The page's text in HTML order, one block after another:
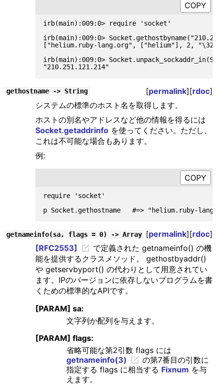
irb(main):009:0> require 'socket'
irb(main):009:0>
["helium.ruby-lang.org", ["helium"], 2,
irb(main):009:0>
gethostname -> String [permalink][rdoc]
システムの標準のホスト名を取得します。
ホストの別名やアドレスなど他の情報を得るには
Socket.getaddrinfoを使ってください。ただし、
これは不可能な場合もあります。
例:
require 'socket'
getnameinfo(sa, flags = 0) -> Array [permalink][rdoc]
[RFC2553]
で定義された getnameinfo() の機
能を提供するクラスメソッド。 gethostbyaddr()
や getservbyport() の代わりとして用意されてい
ます。IPのバージョンに依存しないプログラムを書
くための標準的なAPIです。
[PARAM] sa:
文字列か配列を与えます。
[PARAM] flags:
省略可能な第2引数 flags には
getnameinfo(3)
の第7番目の引数に
指定する flags に相当する Fixnum を与
えます。